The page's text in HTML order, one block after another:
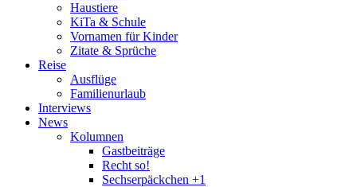
Haustiere
KiTa & Schule
Vornamen für Kinder
Zitate & Sprüche
Reise
Ausflüge
Familienurlaub
Interviews
News
Kolumnen
Gastbeiträge
Recht so!
Sechserpäckchen +1